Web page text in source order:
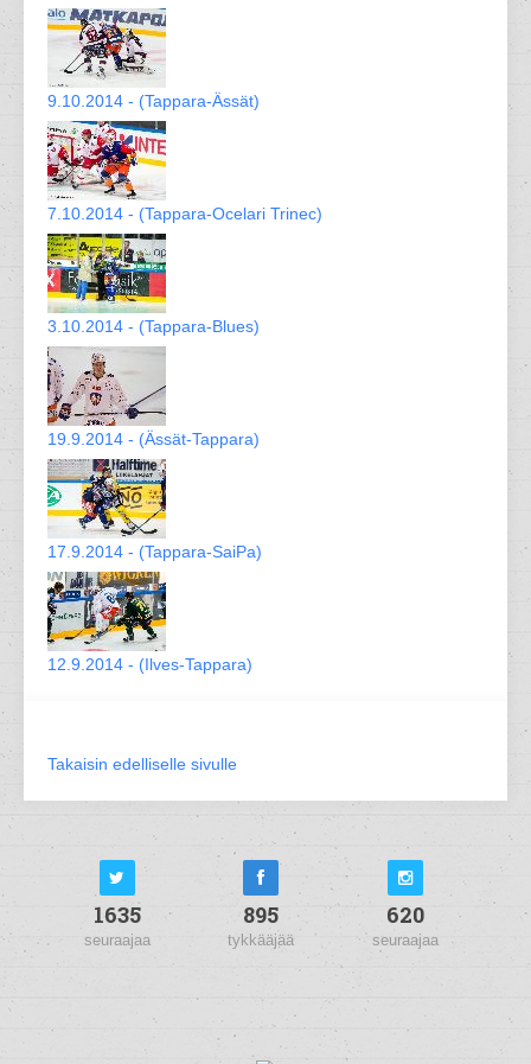
9.10.2014 - (Tappara-Ässät)
7.10.2014 - (Tappara-Ocelari Trinec)
3.10.2014 - (Tappara-Blues)
19.9.2014 - (Ässät-Tappara)
17.9.2014 - (Tappara-SaiPa)
12.9.2014 - (Ilves-Tappara)
Takaisin edelliselle sivulle
1635
seuraajaa
895
tykkääjää
620
seuraajaa